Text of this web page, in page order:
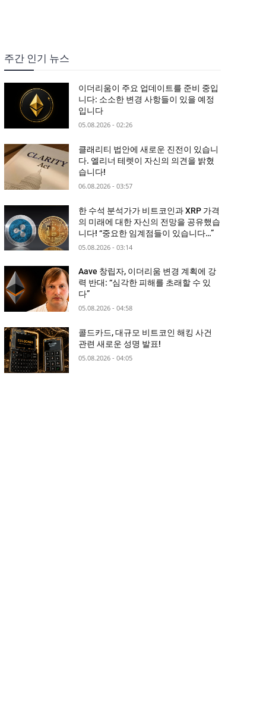
주간 인기 뉴스
이더리움이 주요 업데이트를 준비 중입
니다: 소소한 변경 사항들이 있을 예정
입니다
05.08.2026 - 02:26
클래리티 법안에 새로운 진전이 있습니
다. 엘리너 테렛이 자신의 의견을 밝혔
습니다!
06.08.2026 - 03:57
한 수석 분석가가 비트코인과 XRP 가격
의 미래에 대한 자신의 전망을 공유했습
니다! “중요한 임계점들이 있습니다…”
05.08.2026 - 03:14
Aave 창립자, 이더리움 변경 계획에 강
력 반대: “심각한 피해를 초래할 수 있
다”
05.08.2026 - 04:58
콜드카드, 대규모 비트코인 해킹 사건
관련 새로운 성명 발표!
05.08.2026 - 04:05